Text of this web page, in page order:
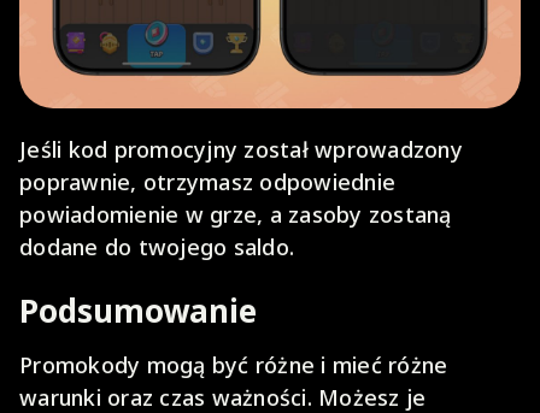
Jeśli kod promocyjny został wprowadzony
poprawnie, otrzymasz odpowiednie
powiadomienie w grze, a zasoby zostaną
dodane do twojego saldo.
Podsumowanie
Promokody mogą być różne i mieć różne
warunki oraz czas ważności. Możesz je